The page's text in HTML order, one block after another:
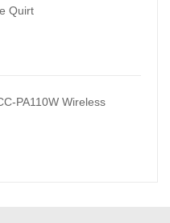
Quirt
PA110W Wireless